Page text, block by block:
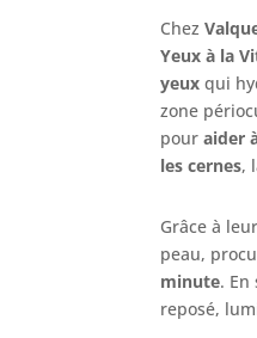
Chez
Yeux à la
yeux qui
zone
pouraider
les cernes,
Grâce à
peau,
minute.
reposé,